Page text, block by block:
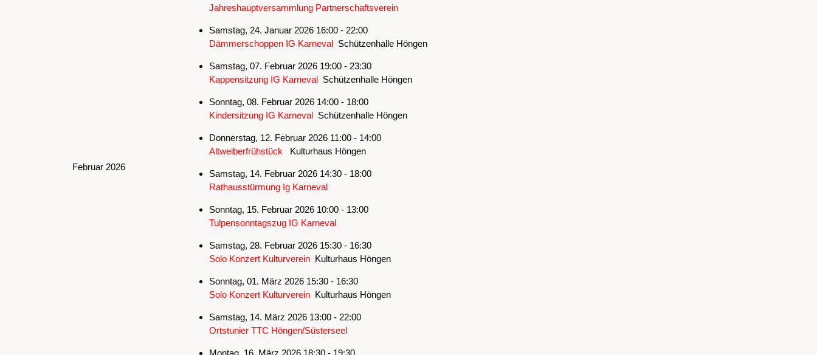
Jahreshauptversammlung Partnerschaftsverein
Samstag, 24. Januar 2026 16:00 - 22:00
Dämmerschoppen IG KarnevalSchützenhalle Höngen
Februar 2026
Samstag, 07. Februar 2026 19:00 - 23:30
Kappensitzung IG KarnevalSchützenhalle Höngen
Sonntag, 08. Februar 2026 14:00 - 18:00
Kindersitzung IG KarnevalSchützenhalle Höngen
Donnerstag, 12. Februar 2026 11:00 - 14:00
Altweiberfrühstück
Kulturhaus Höngen
Samstag, 14. Februar 2026 14:30 - 18:00
Rathausstürmung Ig Karneval
Sonntag, 15. Februar 2026 10:00 - 13:00
Tulpensonntagszug IG Karneval
Samstag, 28. Februar 2026 15:30 - 16:30
Solo Konzert KulturvereinKulturhaus Höngen
Sonntag, 01. März 2026 15:30 - 16:30
Solo Konzert KulturvereinKulturhaus Höngen
Samstag, 14. März 2026 13:00 - 22:00
Ortstunier TTC Höngen/Süsterseel
Montag, 16. März 2026 18:30 - 19:30